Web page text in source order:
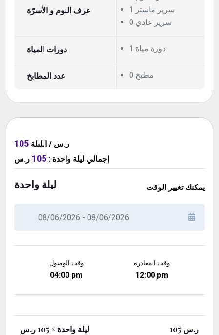
غرف النوم و الأسرّة
1 سرير ماستر
0 سرير عادي
دورات المياة 1 دورة مياة
عدد المطابخ 0 مطبخ
105 ر.س / الليلة
إجمالي ليلة واحدة :
105 ر.س
ليلة واحدة يمكنك تغيير الوقت
وقت الوصول
04:00 pm
وقت المغادرة
12:00 pm
ليلة واحدة × 105 ر.س 105 ر.س